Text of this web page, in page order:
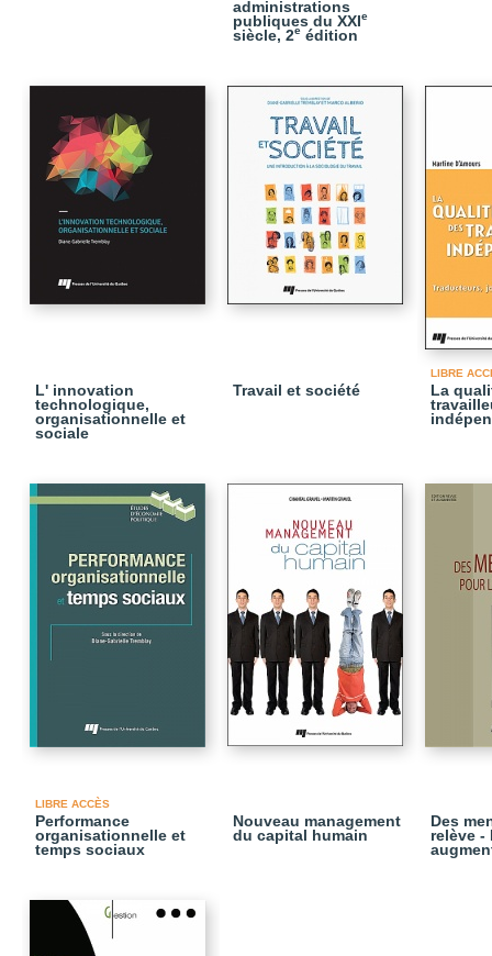
administrations
publiques du XXIe
siècle, 2e édition
L' innovation
technologique,
organisationnelle et
sociale
Travail et société
LIBRE
La
LIBRE ACCÈS
Performance
organisationnelle et
temps sociaux
Nouveau management
du capital humain
Des
relève -